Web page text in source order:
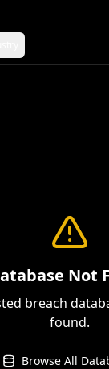
Not
breach
found.
Browse All